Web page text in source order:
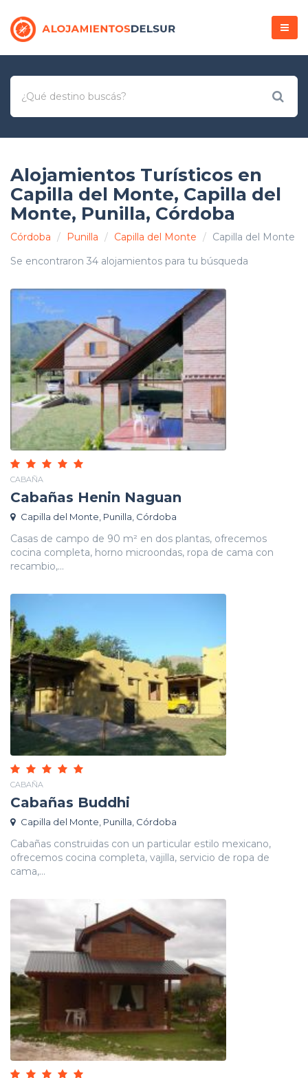
Menú
Alojamientos Turísticos en
Capilla del Monte, Capilla del
Monte, Punilla, Córdoba
Córdoba Punilla Capilla del Monte
Capilla del Monte
Se encontraron 34 alojamientos para tu búsqueda
CABAÑA
Cabañas Henin Naguan
Capilla del Monte, Punilla, Córdoba
Casas de campo de 90 m² en dos plantas, ofrecemos
cocina completa, horno microondas, ropa de cama con
recambio,...
CABAÑA
Cabañas Buddhi
Capilla del Monte, Punilla, Córdoba
Cabañas construidas con un particular estilo mexicano,
ofrecemos cocina completa, vajilla, servicio de ropa de
cama,...